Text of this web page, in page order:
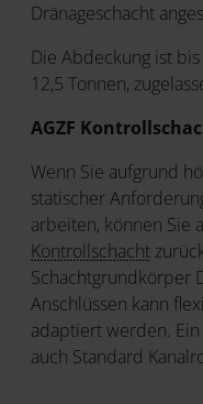
Dränageschacht
Die Abdeckung ist
12,5 Tonnen,
AGZF
Wenn Sie aufgrund
statischer
arbeiten, können Sie
Kontrollschacht
Schachtgrundkörper
Anschlüssen kann
adaptiert werden.
auch Standard